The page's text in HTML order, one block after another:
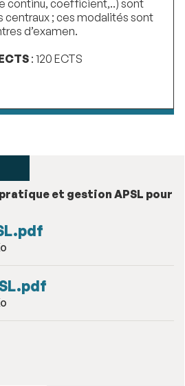
continu, coefficient,..) sont
centraux ; ces modalités sont
d’examen.
: 120 ECTS
et gestion APSL pour